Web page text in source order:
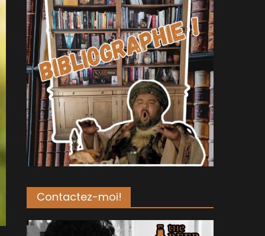
Contactez-moi!